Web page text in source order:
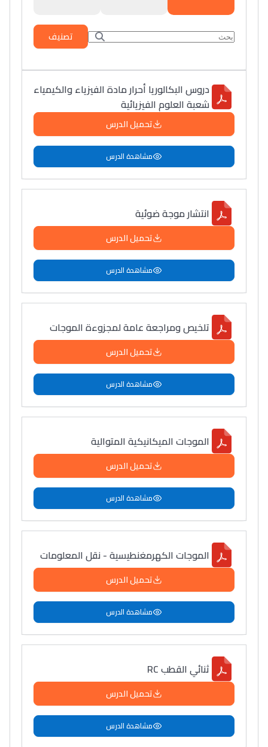
تصنيف
دروس البكالوريا أحرار مادة الفيزياء والكيمياء
شعبة العلوم الفيزيائية
تحميل الدرس
مشاهدة الدرس
انتشار موجة ضوئية
تحميل الدرس
مشاهدة الدرس
تلخيص ومراجعة عامة لمجزوءة الموجات
تحميل الدرس
مشاهدة الدرس
الموجات الميكانيكية المتوالية
تحميل الدرس
مشاهدة الدرس
الموجات الكهرمغنطيسية - نقل المعلومات
تحميل الدرس
مشاهدة الدرس
ثنائي القطب RC
تحميل الدرس
مشاهدة الدرس